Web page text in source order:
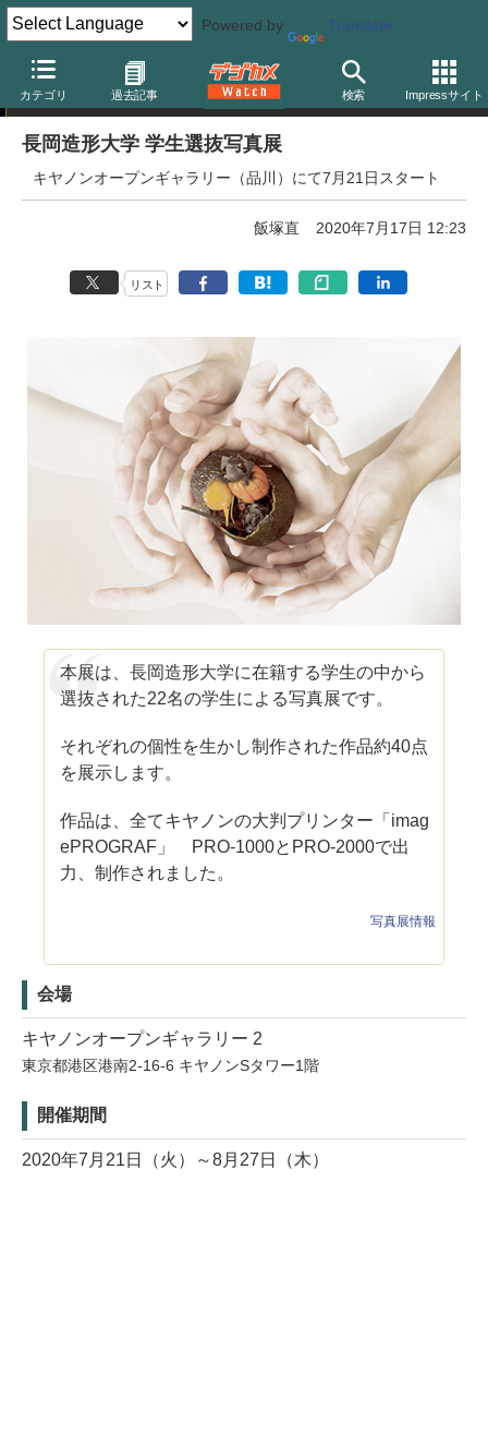
Powered by Translate
カテゴリ 過去記事 検索 Impressサイト
写真展告知
長岡造形大学 学生選抜写真展
キヤノンオープンギャラリー（品川）にて7月21日スタート
飯塚直 2020年7月17日 12:23
リスト
本展は、長岡造形大学に在籍する学生の中から
選抜された22名の学生による写真展です。
それぞれの個性を生かし制作された作品約40点
を展示します。
作品は、全てキヤノンの大判プリンター「imag
ePROGRAF」 PRO-1000とPRO-2000で出
力、制作されました。
写真展情報
会場
キヤノンオープンギャラリー 2
東京都港区港南2-16-6 キヤノンSタワー1階
開催期間
2020年7月21日（火）～8月27日（木）